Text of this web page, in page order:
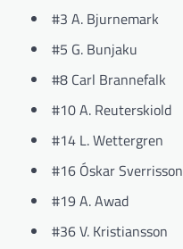
#3 A. Bjurnemark
#5 G. Bunjaku
#8 Carl Brannefalk
#10 A. Reuterskiold
#14 L. Wettergren
#16 Óskar Sverrisson
#19 A. Awad
#36 V. Kristiansson